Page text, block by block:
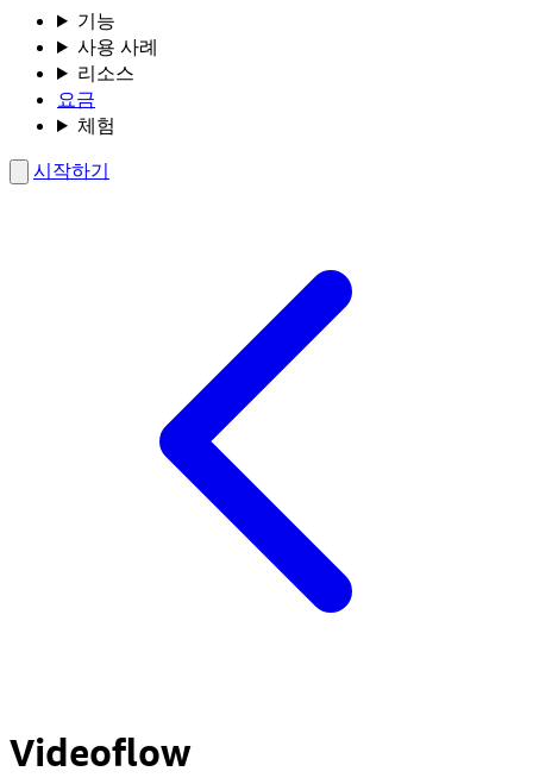
기능
사용 사례
리소스
요금
체험
시작하기
Videoflow